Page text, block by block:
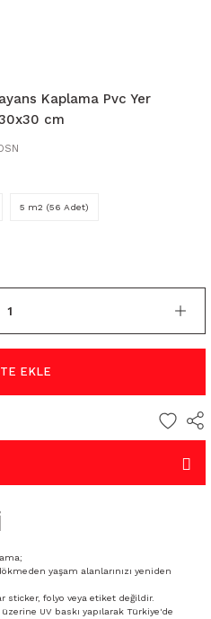
Kaplama Pvc Yer
cm
5 m2 (56 Adet)
EKLE
yaşam alanlarınızı yeniden
sticker, folyo veya etiket değildir.
UV baskı yapılarak Türkiye'de